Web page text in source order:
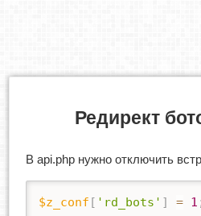
Редирект
В api.php нужно отключить
$z_conf [ 'rd_bots' ] = 1